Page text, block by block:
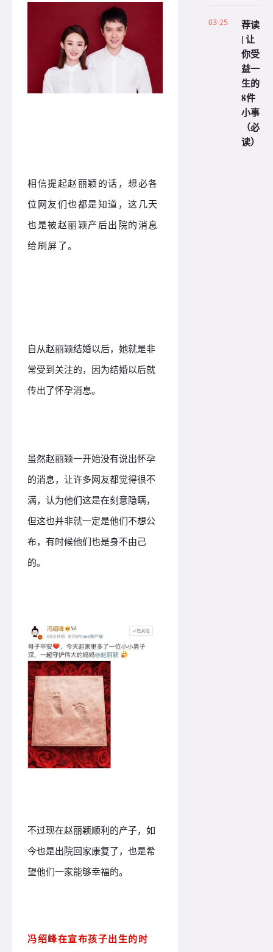
相信提起赵丽颖的话，想必各
位网友们也都是知道，这几天
也是被赵丽颖产后出院的消息
给刷屏了。
自从赵丽颖结婚以后，她就是非
常受到关注的，因为结婚以后就
传出了怀孕消息。
虽然赵丽颖一开始没有说出怀孕
的消息，让许多网友都觉得很不
满，认为他们这是在刻意隐瞒，
但这也并非就一定是他们不想公
布，有时候他们也是身不由己
的。
不过现在赵丽颖顺利的产子，如
今也是出院回家康复了，也是希
望他们一家能够幸福的。
冯绍峰在宣布孩子出生的时
03-25
荐读
| 让
你受
益一
生的
8件
小事
（必
读）